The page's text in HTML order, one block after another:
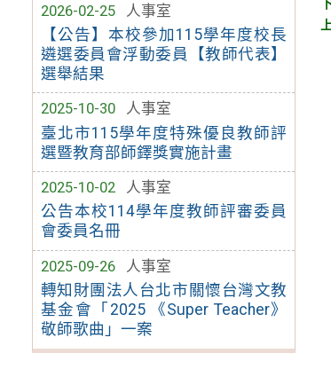
2026-02-25
人事室
【公告】本校參加115學年度校長
遴選委員會浮動委員【教師代表】
選舉結果
2025-10-30
人事室
臺北市115學年度特殊優良教師評
選暨教育部師鐸獎實施計畫
2025-10-02
人事室
公告本校114學年度教師評審委員
會委員名冊
2025-09-26
人事室
轉知財團法人台北市關懷台灣文教
基金會「2025 《Super Teacher》
敬師歌曲」一案